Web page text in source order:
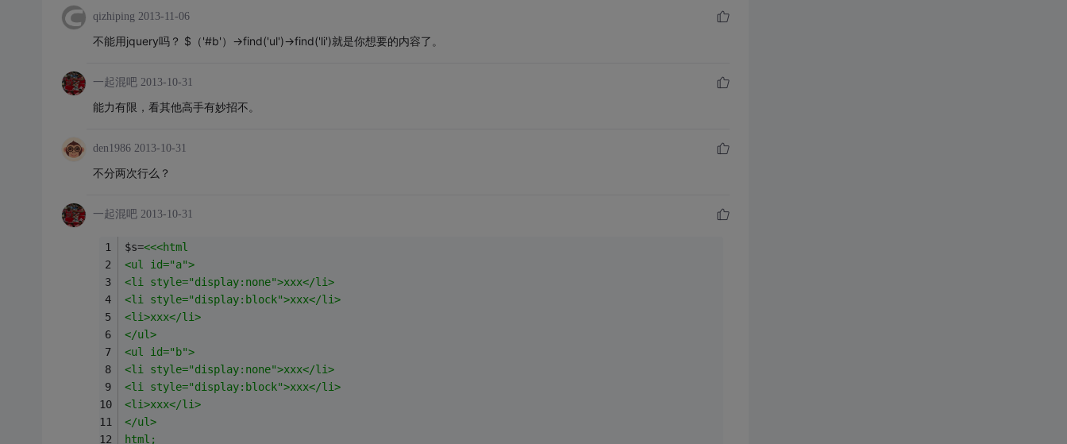
qizhiping 2013-11-06
不能用jquery吗？ $（'#b'）->find('ul')->find('li')就是你想要的内容了。
一起混吧 2013-10-31
能力有限，看其他高手有妙招不。
den1986 2013-10-31
不分两次行么？
一起混吧 2013-10-31
$s=<<<html
<ul id="a">
<li style="display:none">xxx</li>
<li style="display:block">xxx</li>
<li>xxx</li>
</ul>
<ul id="b">
<li style="display:none">xxx</li>
<li style="display:block">xxx</li>
<li>xxx</li>
</ul>
html;